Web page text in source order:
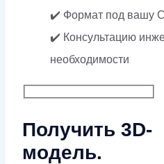
✔️ Формат под вашу
✔️ Консультацию
необходимости
Получить 3D-
модель.